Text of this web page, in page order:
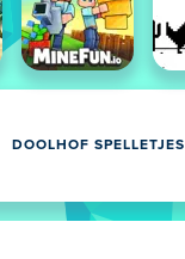
DOOLHOF SPELLETJES